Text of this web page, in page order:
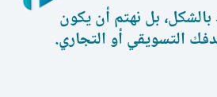
بل نهتم أن يكون
التسويقي أو التجاري.